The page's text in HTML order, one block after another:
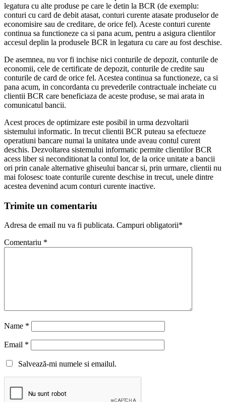
legatura cu alte produse pe care le detin la BCR (de exemplu:
conturi cu card de debit atasat, conturi curente atasate produselor de
economisire sau de creditare, de orice fel). Aceste conturi curente
continua sa functioneze ca si pana acum, pentru a asigura clientilor
accesul deplin la produsele BCR in legatura cu care au fost deschise.
De asemnea, nu vor fi inchise nici conturile de depozit, conturile de
economii, cele de certificate de depozit, conturile de credite sau
conturile de card de orice fel. Acestea continua sa functioneze, ca si
pana acum, in concordanta cu prevederile contractuale incheiate cu
clientii BCR care beneficiaza de aceste produse, se mai arata in
comunicatul bancii.
Acest proces de optimizare este posibil in urma dezvoltarii
sistemului informatic. In trecut clientii BCR puteau sa efectueze
operatiuni bancare numai la unitatea unde aveau contul curent
deschis. Dezvoltarea sistemului informatic permite clientilor BCR
acess liber si neconditionat la contul lor, de la orice unitate a bancii
ori prin canale alternative ghiseului bancar si, prin urmare, clientii nu
mai folosesc toate conturile curente deschise in trecut, unele dintre
acestea devenind acum conturi curente inactive.
Trimite un comentariu
Adresa de email nu va fi publicata. Campuri obligatorii*
Comentariu *
Name *
Email *
Salvează-mi numele si emailul.